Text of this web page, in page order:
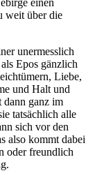
weit über die
unermesslich
Epos gänzlich
Liebe,
und Halt und
dann ganz im
tatsächlich alle
sich vor den
also kommt dabei
oder freundlich